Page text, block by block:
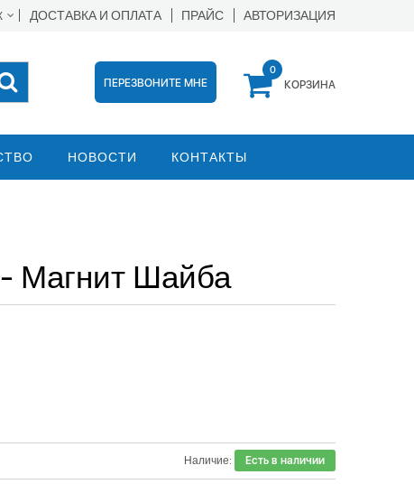
ДОСТАВКА И ОПЛАТА ПРАЙС АВТОРИЗАЦИЯ
ПЕРЕЗВОНИТЕ МНЕ
0
КОРЗИНА
НОВОСТИ КОНТАКТЫ
Магнит Шайба
Наличие: Есть в наличии